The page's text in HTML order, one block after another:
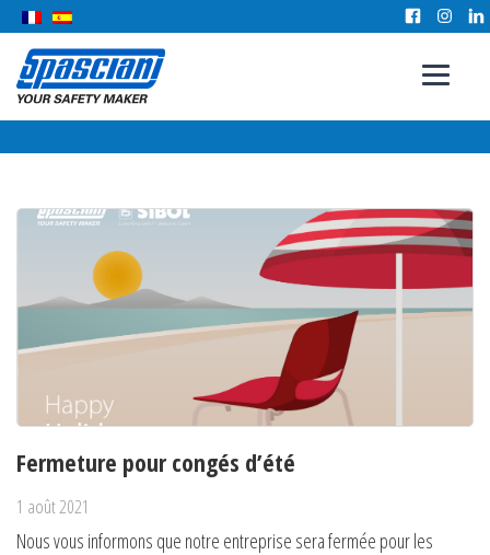
Fermeture pour congés d’été
1 août 2021
Nous vous informons que notre entreprise sera fermée pour les